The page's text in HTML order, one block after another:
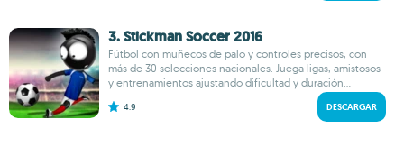
3. Stickman Soccer 2016
Fútbol con muñecos de palo y controles precisos, con
más de 30 selecciones nacionales. Juega ligas, amistosos
y entrenamientos ajustando dificultad y duración...
4.9 DESCARGAR